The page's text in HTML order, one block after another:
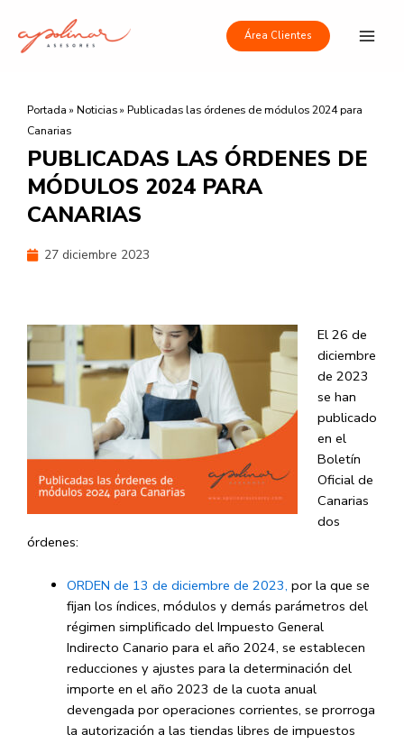
contenido
Área Clientes
Portada » Noticias» Publicadas las órdenes de módulos 2024 para
Canarias
PUBLICADAS LAS ÓRDENES DE
MÓDULOS 2024 PARA
CANARIAS
27 diciembre 2023
El 26 de
diciembre
de 2023
se han
publicado
en el
Boletín
Oficial de
Canarias
dos
órdenes:
ORDEN de 13 de diciembre de 2023, por la que se
fijan los índices, módulos y demás parámetros del
régimen simplificado del Impuesto General
Indirecto Canario para el año 2024, se establecen
reducciones y ajustes para la determinación del
importe en el año 2023 de la cuota anual
devengada por operaciones corrientes, se prorroga
la autorización a las tiendas libres de impuestos